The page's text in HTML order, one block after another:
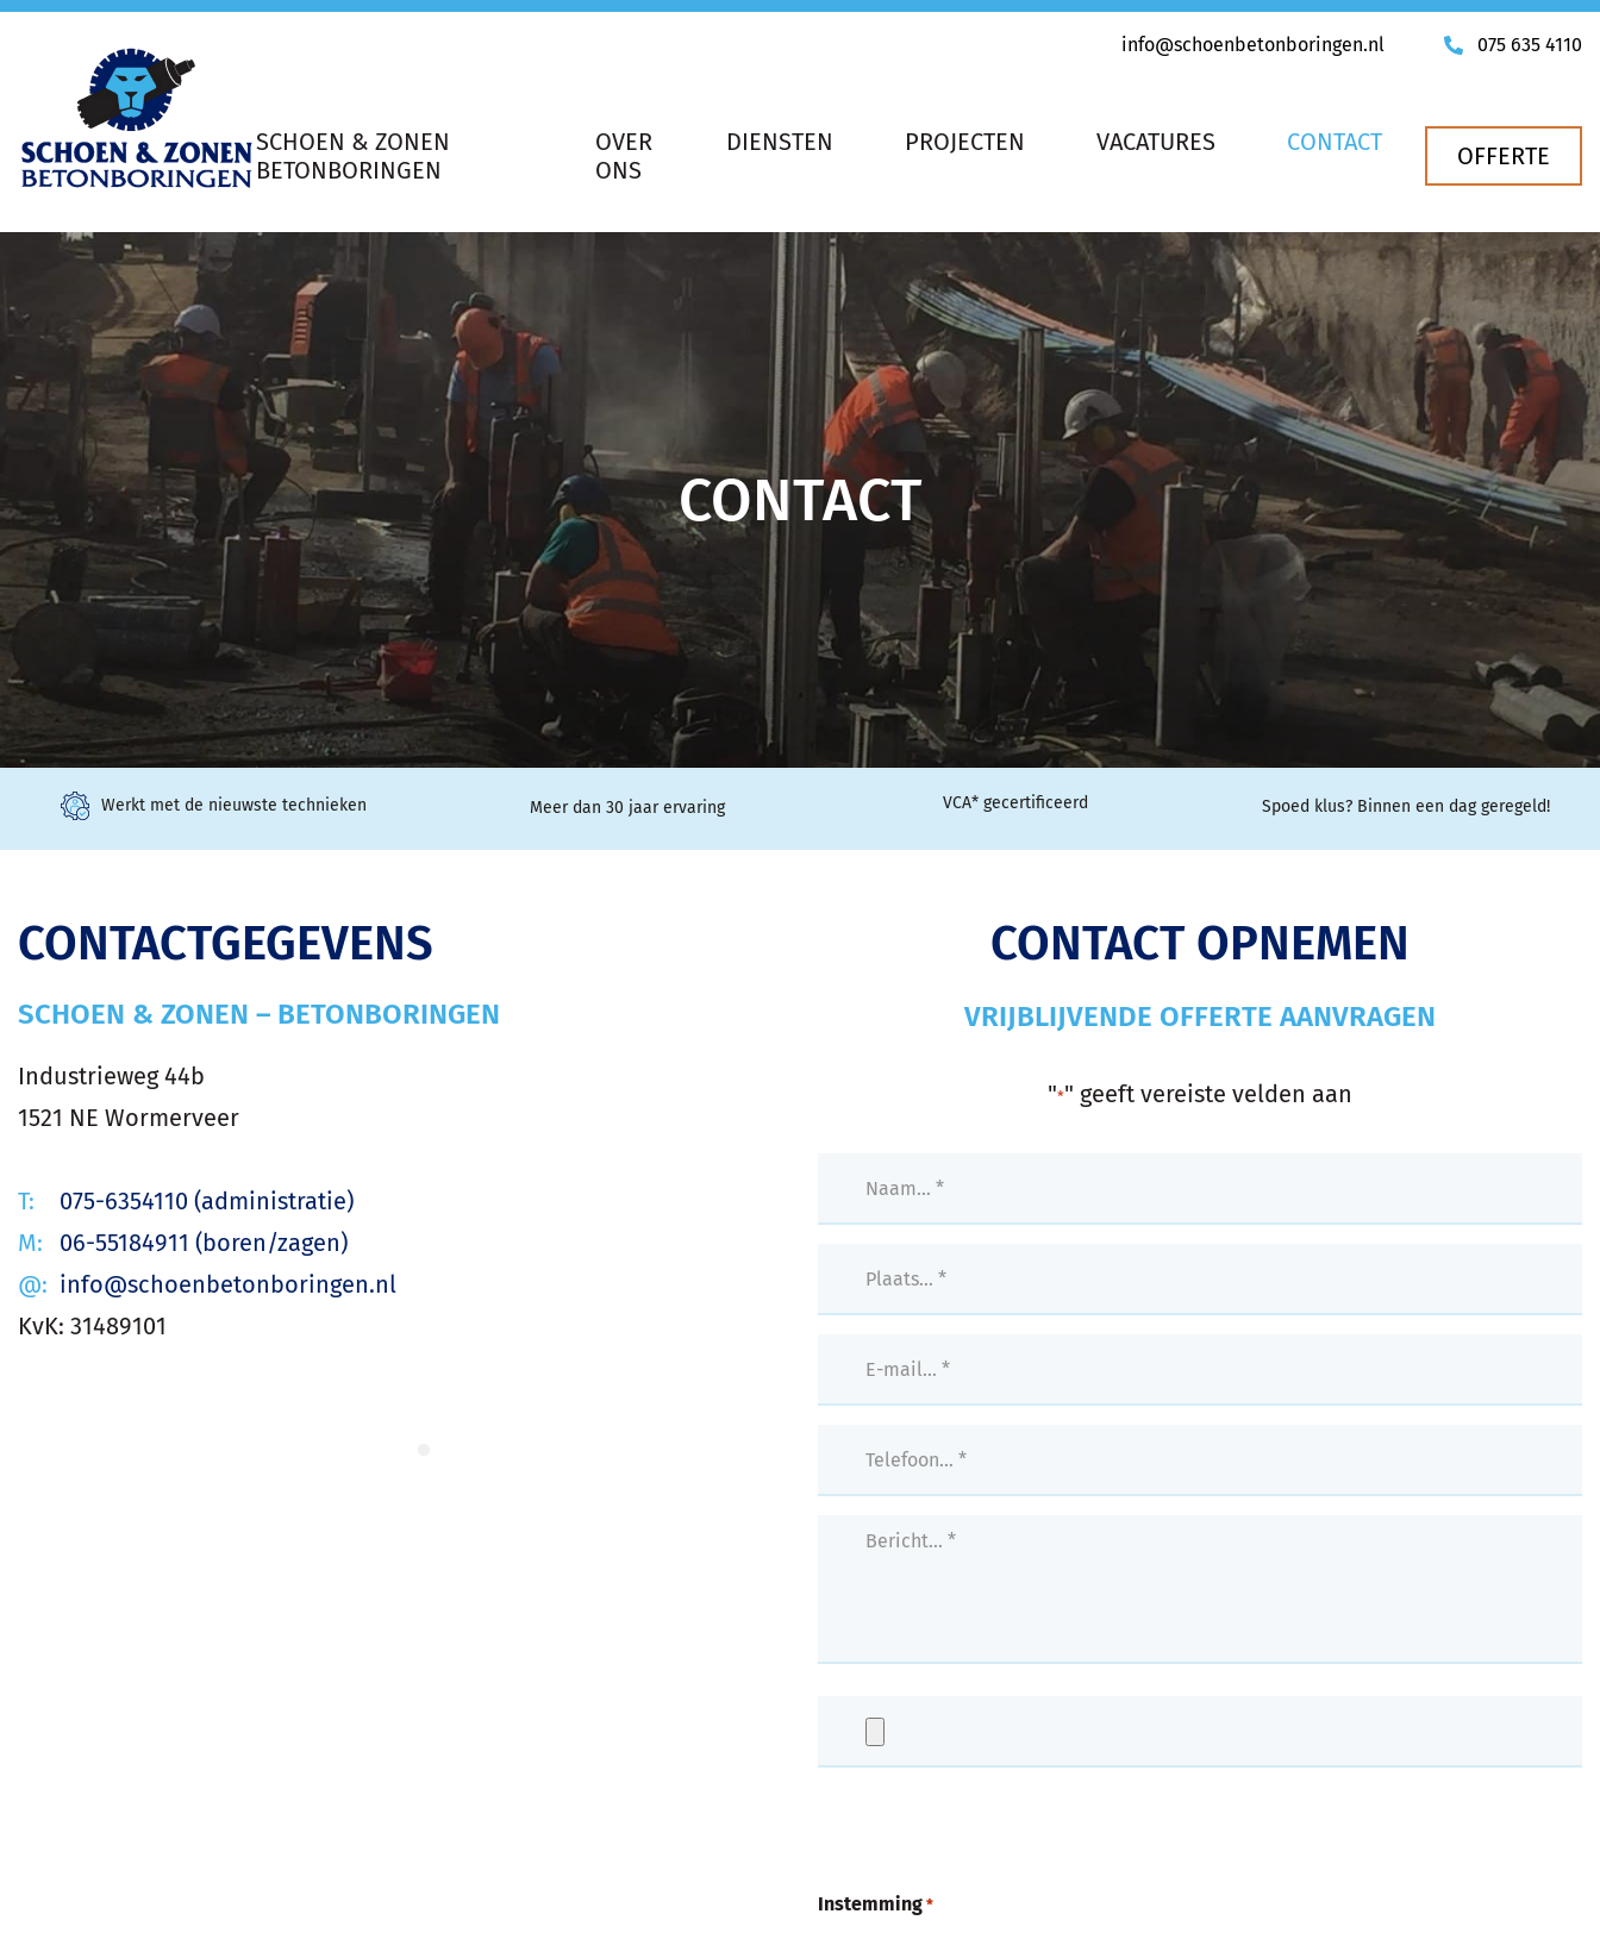
info@schoenbetonboringen.nl 075 635 4110
SCHOEN & ZONEN
BETONBORINGEN
OVER
ONS
DIENSTEN PROJECTEN VACATURES CONTACT OFFERTE
CONTACT
Werkt met de nieuwste technieken Meer dan 30 jaar ervaring VCA* gecertificeerd Spoed klus? Binnen een dag geregeld!
CONTACTGEGEVENS
SCHOEN & ZONEN – BETONBORINGEN
Industrieweg 44b
1521 NE Wormerveer
T:
075-6354110 (administratie)
M:
06-55184911 (boren/zagen)
@: info@schoenbetonboringen.nl
KvK: 31489101
CONTACT OPNEMEN
VRIJBLIJVENDE OFFERTE AANVRAGEN
"*" geeft vereiste velden aan
Bericht…
Instemming *